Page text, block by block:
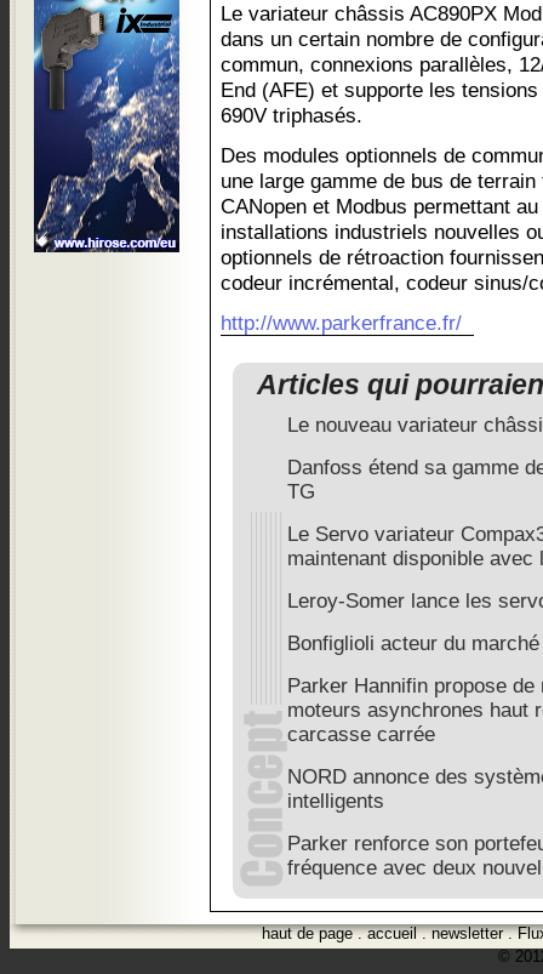
Le variateur châssis AC890PX
dans un certain nombre de
commun, connexions parallèles,
End (AFE) et supporte les tensions
690V triphasés.
Des modules optionnels de
une large gamme de bus de
CANopen et Modbus permettant
installations industriels nouvelles
optionnels de rétroaction
codeur incrémental, codeur sinus/
http://www.parkerfrance.fr/
Articles qui
Le nouveau variateur
Danfoss étend sa gamme
TG
Le Servo variateur
maintenant disponible avec
Leroy-Somer lance les
Bonfiglioli acteur du
Parker Hannifin propose
moteurs asynchrones haut
carcasse carrée
NORD annonce des
intelligents
Parker renforce son
fréquence avec deux
haut de page.accueil.newsletter.
©